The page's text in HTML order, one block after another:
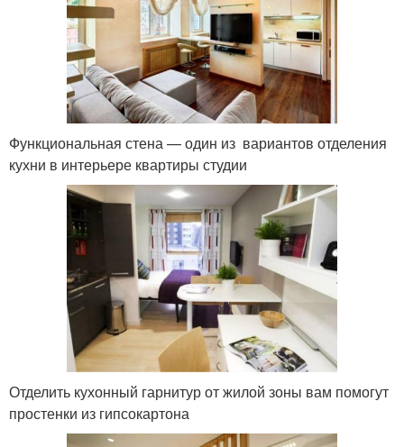
Функциональная стена — один из вариантов отделения
кухни в интерьере квартиры студии
Отделить кухонный гарнитур от жилой зоны вам помогут
простенки из гипсокартона